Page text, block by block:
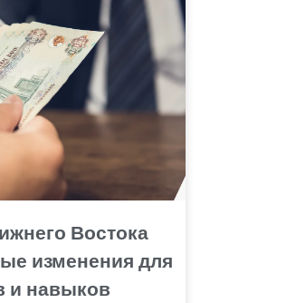
Востока
изменения для
и навыков